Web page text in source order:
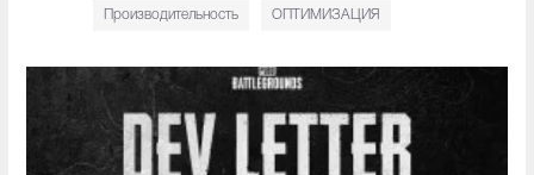
Производительность ОПТИМИЗАЦИЯ